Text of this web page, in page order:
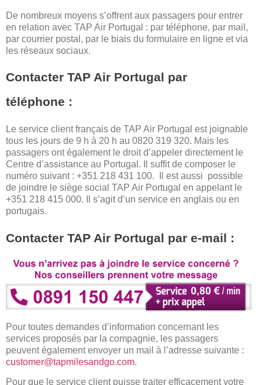
De nombreux moyens s’offrent aux passagers pour entrer
en relation avec TAP Air Portugal : par téléphone, par mail,
par courrier postal, par le biais du formulaire en ligne et via
les réseaux sociaux.
Contacter TAP Air Portugal par
téléphone :
Le service client français de TAP Air Portugal est joignable
tous les jours de 9 h à 20 h au 0820 319 320. Mais les
passagers ont également le droit d’appeler directement le
Centre d’assistance au Portugal. Il suffit de composer le
numéro suivant : +351 218 431 100. Il est aussi possible
de joindre le siège social TAP Air Portugal en appelant le
+351 218 415 000. Il s’agit d’un service en anglais ou en
portugais.
Contacter TAP Air Portugal par e-mail :
Pour toutes demandes d’information concernant les
services proposés par la compagnie, les passagers
peuvent également envoyer un mail à l’adresse suivante :
customer@tapmilesandgo.com.
Pour que le service client puisse traiter efficacement votre